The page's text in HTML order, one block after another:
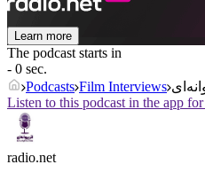
Learn more
The podcast starts in
- 0 sec.
Podcasts Film Interviews
Listen to this podcast in the app for
radio.net